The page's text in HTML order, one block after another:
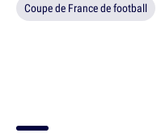
Coupe de France de football